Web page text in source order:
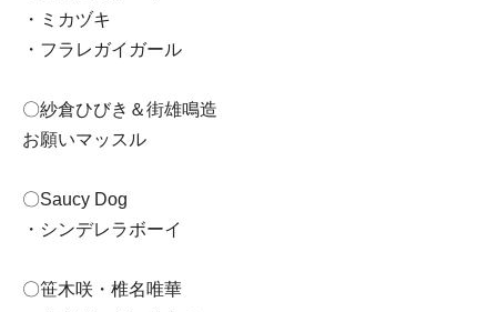
・ミカヅキ
・フラレガイガール
〇紗倉ひびき＆街雄鳴造
お願いマッスル
〇Saucy Dog
・シンデレラボーイ
〇笹木咲・椎名唯華